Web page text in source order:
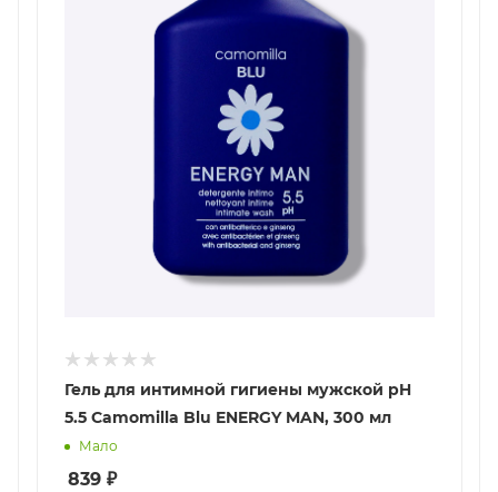
Гель для интимной гигиены мужской pH
5.5 Camomilla Blu ENERGY MAN, 300 мл
Мало
839 ₽